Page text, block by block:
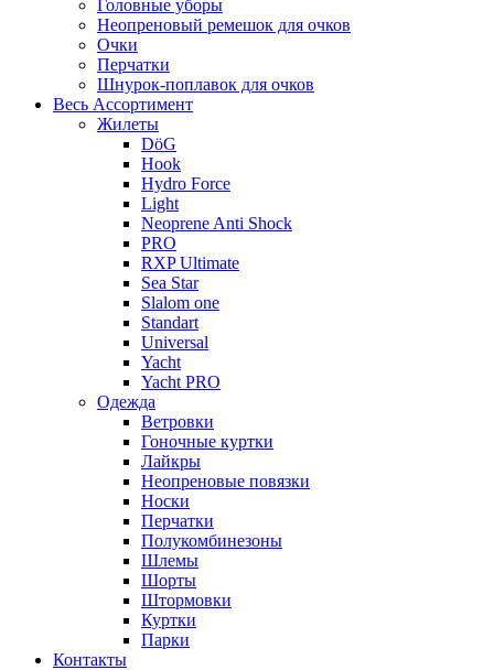
Головные уборы
Неопреновый ремешок для очков
Очки
Перчатки
Шнурок-поплавок для очков
Весь Ассортимент
Жилеты
DöG
Hook
Hydro Force
Light
Neoprene Anti Shock
PRO
RXP Ultimate
Sea Star
Slalom one
Standart
Universal
Yacht
Yacht PRO
Одежда
Ветровки
Гоночные куртки
Лайкры
Неопреновые повязки
Носки
Перчатки
Полукомбинезоны
Шлемы
Шорты
Штормовки
Куртки
Парки
Контакты